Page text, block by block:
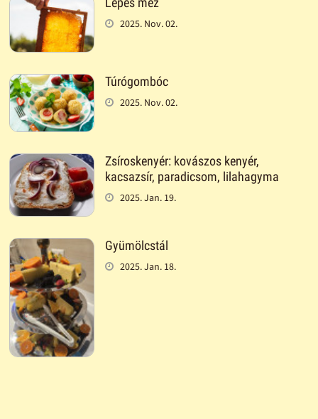
2025. Nov. 02.
Túrógombóc
2025. Nov. 02.
Zsíroskenyér: kovászos kenyér,
kacsazsír, paradicsom, lilahagyma
2025. Jan. 19.
Gyümölcstál
2025. Jan. 18.